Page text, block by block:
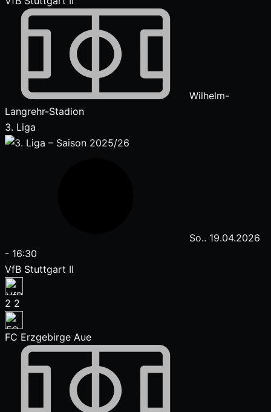
Wilhelm-
Langrehr-Stadion
3. Liga
So.. 19.04.2026
- 16:30
VfB Stuttgart II
2 2
FC Erzgebirge Aue